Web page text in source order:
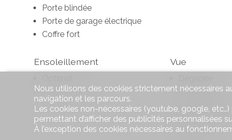
Porte blindée
Porte de garage électrique
Coffre fort
Ensoleillement
Toute la journée
Vue
Imprenable
Panoramique
Sans vis-à-vis
Lac
Nous utilisons des cookies strictement nécessaires
navigation et les parcours.
Les cookies non-nécessaires (youtube, google,
permettant d’afficher des publicités personnalisées
À l’exception des cookies nécessaires au